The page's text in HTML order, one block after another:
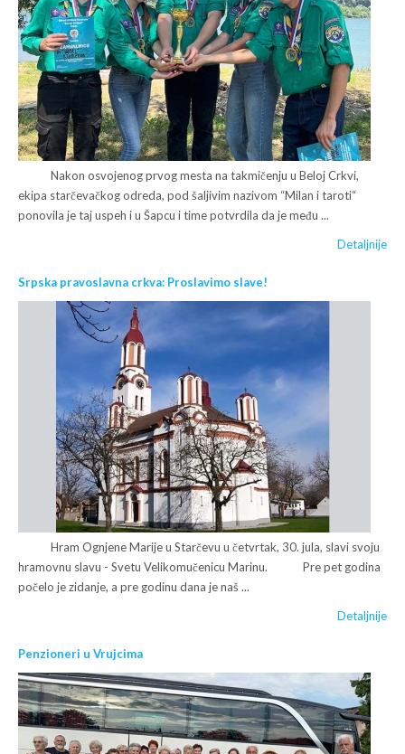
Nakon osvojenog prvog mesta na takmičenju u Beloj Crkvi,
ekipa starčevačkog odreda, pod šaljivim nazivom “Milan i taroti“
ponovila je taj uspeh i u Šapcu i time potvrdila da je među ...
Detaljnije
Srpska pravoslavna crkva: Proslavimo slave!
Hram Ognjene Marije u Starčevu u četvrtak, 30. jula, slavi svoju
hramovnu slavu - Svetu Velikomučenicu Marinu. Pre pet godina
počelo je zidanje, a pre godinu dana je naš ...
Detaljnije
Penzioneri u Vrujcima